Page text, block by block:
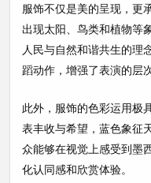
服饰不仅是美的呈现，更
出现太阳、鸟类和植物等
人民与自然和谐共生的理
蹈动作，增强了表演的层
此外，服饰的色彩运用极
表丰收与希望，蓝色象征
众能够在视觉上感受到墨
化认同感和欣赏体验。